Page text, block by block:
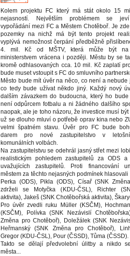
Kolem projektu FC který má stát okolo 15
nejasností. Největším problémem se jeví
vypořádání mezi FC a Městem Chotěboř. Je
pozemky na nichž má být tento projekt
vyplývá nemožnost čerpání předběžně
4. mil. Kč od MŠTV, která může být na
ministerstvem vrácena i později. Městu by se
kromě odhlasovaných cca. 10 mil. Kč zaplatí
bude muset vstoupit s FC do smluvního
Město bude mít úvěr na něco, co není a nebude
co tedy bude užívat někdo jiný. Každý nový
dalším závazkem do budoucna, který ho bude
není odpůrcem fotbalu a ni žádného dalšího
naopak, ale je toho názoru, že investice musí
už se dlouho mluví o potřebě oprav kina nebo
velmi špatném stavu. Úvěr pro FC bude
darem pro nové zastupitelstvo v
komunálních volbách.
Na zastupitelstvu se odehrál jasný střet mezi
realistickým pohledem zastupitelů za ODS
uvažujících zastupitelů. Proti financování
městem za těchto nejasných podmínek hlasovali
Perka (ODS), Pikla (ODS), Císař (SNK
zdrželi se Motyčka (KDU-ČSL), Richter
aktivita), Jakeš (SNK Chotěbořská aktivita),
Pro úvěr zvedli ruku Müller (KSČM),
(KSČM), Polívka (SNK Nezávislí
Změna pro Chotěboř), Doležálek (SNK
Heřmanský (SNK Změna pro Chotěboř),
Gregor (KDU-ČSL), Pour (ČSSD), Tůma (ČSSD).
Takto se dělají předvolební úlitby a nikdo
města...